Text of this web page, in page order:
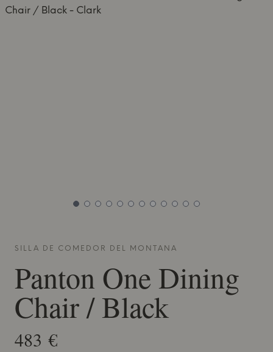
SILLA DE COMEDOR DEL MONTANA
Panton One Dining
Chair / Black
483 €